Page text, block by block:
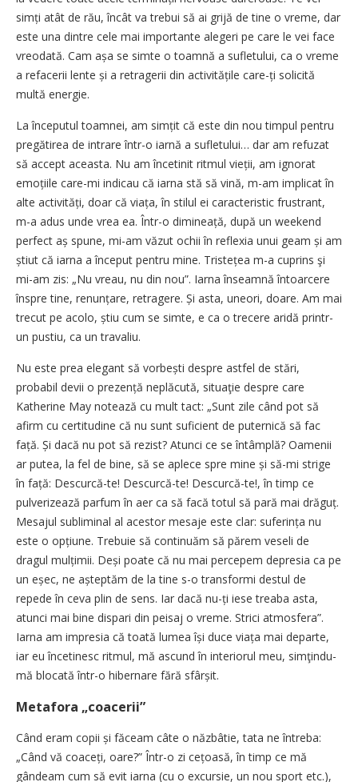
simți atât de rău, încât va trebui să ai grijă de tine o vreme, dar
este una dintre cele mai importante alegeri pe care le vei face
vreodată. Cam așa se simte o toamnă a sufletului, ca o vreme
a refacerii lente și a retragerii din activitățile care-ți solicită
multă energie.
La începutul toamnei, am simțit că este din nou timpul pentru
pregătirea de intrare într-o iarnă a sufletului… dar am refuzat
să accept aceasta. Nu am încetinit ritmul vieții, am ignorat
emoțiile care-mi indicau că iarna stă să vină, m-am implicat în
alte activități, doar că viața, în stilul ei caracteristic frustrant,
m-a adus unde vrea ea. Într-o dimineață, după un weekend
perfect aș spune, mi-am văzut ochii în reflexia unui geam și am
știut că iarna a început pentru mine. Tristețea m-a cuprins şi
mi-am zis: „Nu vreau, nu din nou”. Iarna înseamnă întoarcere
înspre tine, renunțare, retragere. Și asta, uneori, doare. Am mai
trecut pe acolo, știu cum se simte, e ca o trecere aridă printr-
un pustiu, ca un travaliu.
Nu este prea elegant să vorbești despre astfel de stări,
probabil devii o prezență neplăcută, situaţie despre care
Katherine May notează cu mult tact: „Sunt zile când pot să
afirm cu certitudine că nu sunt suficient de puternică să fac
față. Și dacă nu pot să rezist? Atunci ce se întâmplă? Oamenii
ar putea, la fel de bine, să se aplece spre mine și să-mi strige
în față: Descurcă-te! Descurcă-te! Descurcă-te!, în timp ce
pulverizează parfum în aer ca să facă totul să pară mai drăguț.
Mesajul subliminal al acestor mesaje este clar: sufe­rința nu
este o opțiune. Trebuie să continuăm să părem veseli de
dragul mulțimii. Deși poate că nu mai percepem depresia ca pe
un eșec, ne așteptăm de la tine s-o transformi destul de
repede în ceva plin de sens. Iar dacă nu-ți iese treaba asta,
atunci mai bine dispari din peisaj o vreme. Strici atmosfera”.
Iarna am impresia că toată lumea își duce viața mai departe,
iar eu încetinesc ritmul, mă ascund în interiorul meu, simţindu-
mă blocată într-o hibernare fără sfârșit.
Metafora „coacerii”
Când eram copii și făceam câte o năzbâtie, tata ne întreba:
„Când vă coaceți, oare?” Într-o zi cețoasă, în timp ce mă
gândeam cum să evit iarna (cu o excursie, un nou sport etc.),